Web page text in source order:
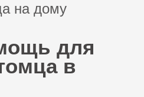
на дому
для
в